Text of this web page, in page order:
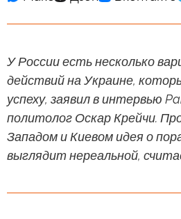
У России есть несколько
действий на Украине,
успеху, заявил в интервью
политолог Оскар Крейчи.
Западом и Киевом идея о
выглядит нереальной,